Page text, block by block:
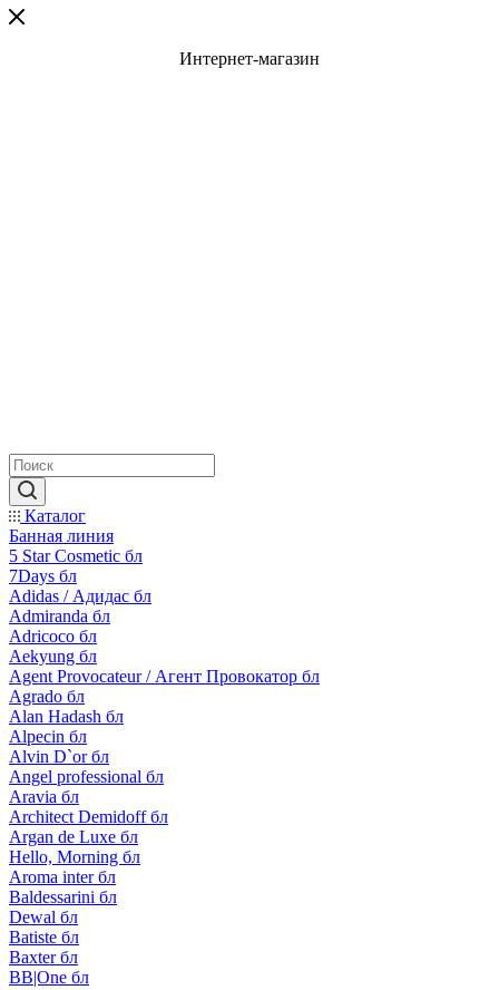
Интернет-магазин
Каталог
Банная линия
5 Star Cosmetic бл
7Days бл
Adidas / Адидас бл
Admiranda бл
Adricoco бл
Aekyung бл
Agent Provocateur / Агент Провокатор бл
Agrado бл
Alan Hadash бл
Alpecin бл
Alvin D`or бл
Angel professional бл
Aravia бл
Architect Demidoff бл
Argan de Luxe бл
Hello, Morning бл
Aroma inter бл
Baldessarini бл
Dewal бл
Batiste бл
Baxter бл
BB|One бл